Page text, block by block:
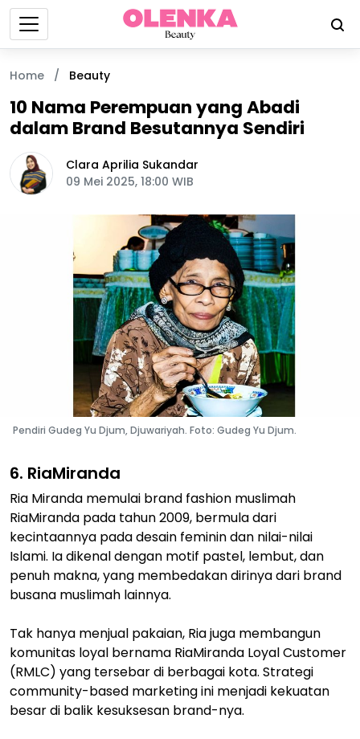
Home / Beauty
10 Nama Perempuan yang Abadi
dalam Brand Besutannya Sendiri
Clara Aprilia Sukandar
09 Mei 2025, 18:00 WIB
Pendiri Gudeg Yu Djum, Djuwariyah. Foto: Gudeg Yu Djum.
6. RiaMiranda
Ria Miranda memulai brand fashion muslimah
RiaMiranda pada tahun 2009, bermula dari
kecintaannya pada desain feminin dan nilai-nilai
Islami. Ia dikenal dengan motif pastel, lembut, dan
penuh makna, yang membedakan dirinya dari brand
busana muslimah lainnya.
Tak hanya menjual pakaian, Ria juga membangun
komunitas loyal bernama RiaMiranda Loyal Customer
(RMLC) yang tersebar di berbagai kota. Strategi
community-based marketing ini menjadi kekuatan
besar di balik kesuksesan brand-nya.